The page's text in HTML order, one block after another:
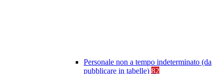
Personale non a tempo indeterminato (da
pubblicare in tabelle) 82